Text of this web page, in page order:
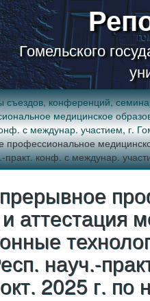
Гомельского
съездов, конференций,
медицинское
с междунар. участием, г.
практ. конф. с междунар.
аттестация
науч.-
2025 г. по